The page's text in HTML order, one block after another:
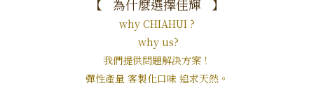
【 為什麼選擇佳輝 】
why CHIAHUI ?
why us?
我們提供問題解決方案！
彈性產量 客製化口味 追求天然。